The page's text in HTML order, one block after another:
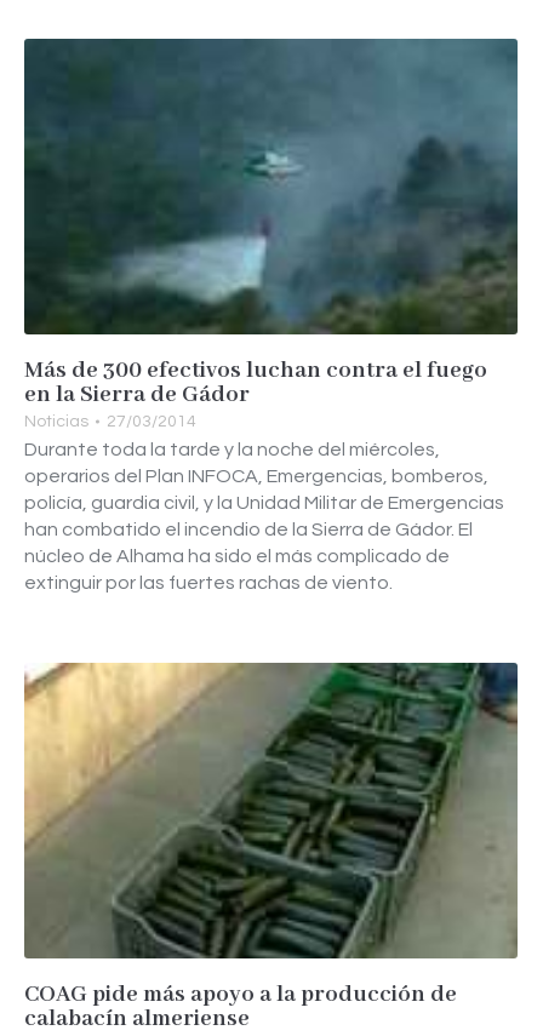
Más de 300 efectivos luchan contra el fuego
en la Sierra de Gádor
Noticias 27/03/2014
Durante toda la tarde y la noche del miércoles,
operarios del Plan INFOCA, Emergencias, bomberos,
policía, guardia civil, y la Unidad Militar de Emergencias
han combatido el incendio de la Sierra de Gádor. El
núcleo de Alhama ha sido el más complicado de
extinguir por las fuertes rachas de viento.
COAG pide más apoyo a la producción de
calabacín almeriense